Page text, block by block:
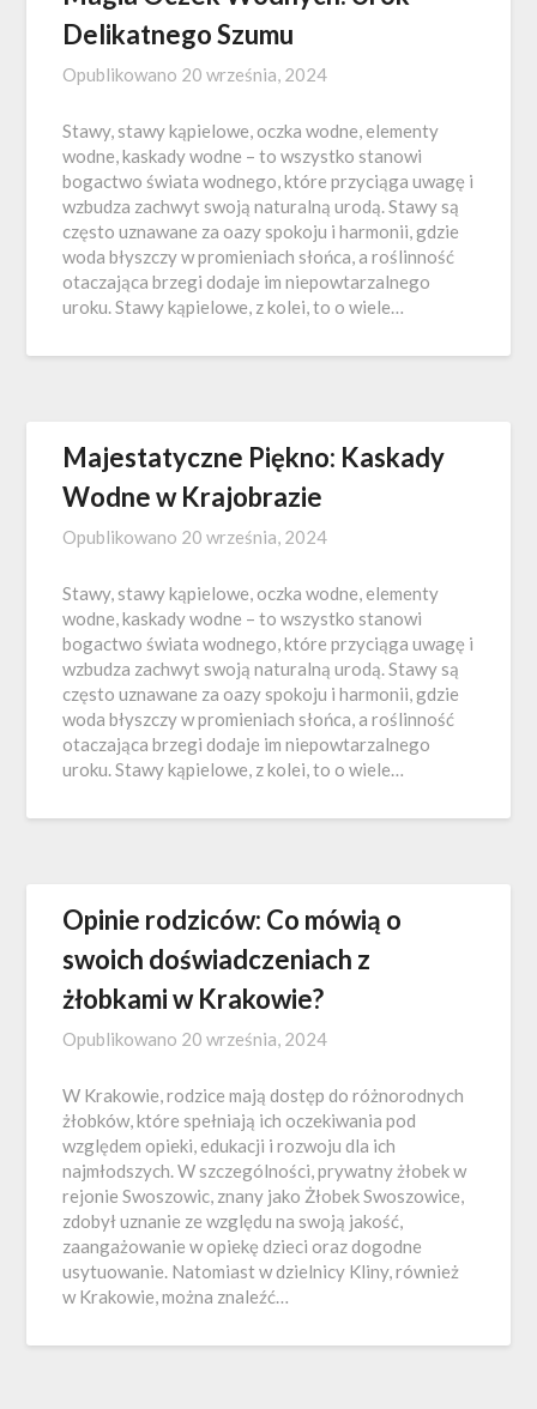
Delikatnego Szumu
Opublikowano 20 września, 2024
Stawy, stawy kąpielowe, oczka wodne, elementy
wodne, kaskady wodne – to wszystko stanowi
bogactwo świata wodnego, które przyciąga uwagę i
wzbudza zachwyt swoją naturalną urodą. Stawy są
często uznawane za oazy spokoju i harmonii, gdzie
woda błyszczy w promieniach słońca, a roślinność
otaczająca brzegi dodaje im niepowtarzalnego
uroku. Stawy kąpielowe, z kolei, to o wiele…
Majestatyczne Piękno: Kaskady
Wodne w Krajobrazie
Opublikowano 20 września, 2024
Stawy, stawy kąpielowe, oczka wodne, elementy
wodne, kaskady wodne – to wszystko stanowi
bogactwo świata wodnego, które przyciąga uwagę i
wzbudza zachwyt swoją naturalną urodą. Stawy są
często uznawane za oazy spokoju i harmonii, gdzie
woda błyszczy w promieniach słońca, a roślinność
otaczająca brzegi dodaje im niepowtarzalnego
uroku. Stawy kąpielowe, z kolei, to o wiele…
Opinie rodziców: Co mówią o
swoich doświadczeniach z
żłobkami w Krakowie?
Opublikowano 20 września, 2024
W Krakowie, rodzice mają dostęp do różnorodnych
żłobków, które spełniają ich oczekiwania pod
względem opieki, edukacji i rozwoju dla ich
najmłodszych. W szczególności, prywatny żłobek w
rejonie Swoszowic, znany jako Żłobek Swoszowice,
zdobył uznanie ze względu na swoją jakość,
zaangażowanie w opiekę dzieci oraz dogodne
usytuowanie. Natomiast w dzielnicy Kliny, również
w Krakowie, można znaleźć…